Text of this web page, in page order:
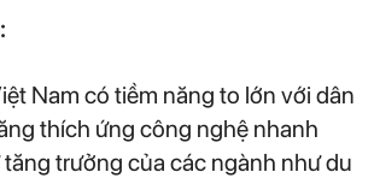
Nam có tiềm năng to lớn với dân
thích ứng công nghệ nhanh
trưởng của các ngành như du